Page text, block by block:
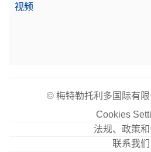
视频
© 梅特勒托利多国际有
Cookies
法规、政策
联系我们